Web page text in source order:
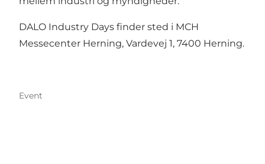
DALO Industry Days finder sted i MCH
Messecenter Herning, Vardevej 1, 7400 Herning.
Event